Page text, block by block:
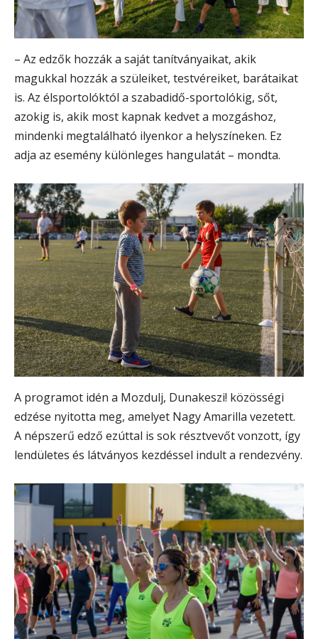
– Az edzők hozzák a saját tanítványaikat, akik
magukkal hozzák a szüleiket, testvéreiket, barátaikat
is. Az élsportolóktól a szabadidő-sportolókig, sőt,
azokig is, akik most kapnak kedvet a mozgáshoz,
mindenki megtalálható ilyenkor a helyszíneken. Ez
adja az esemény különleges hangulatát – mondta.
A programot idén a Mozdulj, Dunakeszi! közösségi
edzése nyitotta meg, amelyet Nagy Amarilla vezetett.
A népszerű edző ezúttal is sok résztvevőt vonzott, így
lendületes és látványos kezdéssel indult a rendezvény.